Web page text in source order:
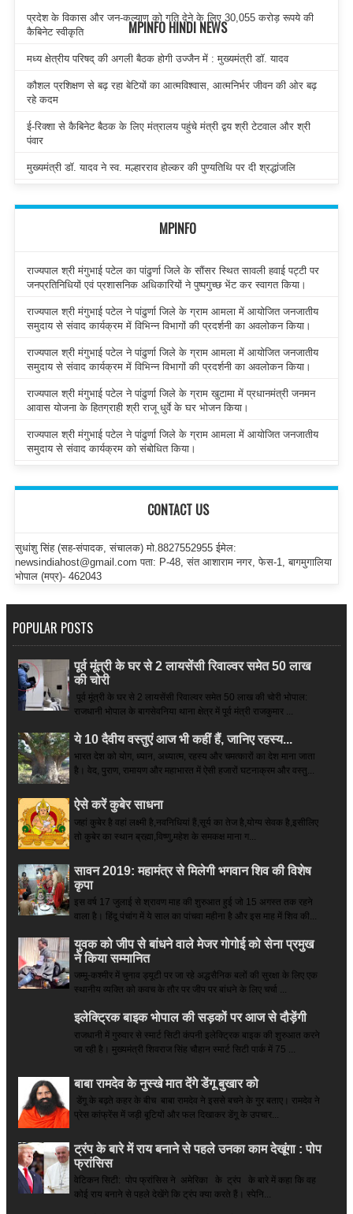
MPINFO HINDI NEWS
प्रदेश के विकास और जन-कल्याण को गति देने के लिए 30,055 करोड़ रूपये की
कैबिनेट स्वीकृति
मध्य क्षेत्रीय परिषद् की अगली बैठक होगी उज्जैन में : मुख्यमंत्री डॉ. यादव
कौशल प्रशिक्षण से बढ़ रहा बेटियों का आत्मविश्वास, आत्मनिर्भर जीवन की ओर बढ़
रहे कदम
ई-रिक्शा से कैबिनेट बैठक के लिए मंत्रालय पहुंचे मंत्री द्वय श्री टेटवाल और श्री
पंवार
मुख्यमंत्री डॉ. यादव ने स्व. मल्हारराव होल्कर की पुण्यतिथि पर दी श्रद्धांजलि
MPINFO
राज्यपाल श्री मंगुभाई पटेल का पांढुर्णा जिले के सौंसर स्थित सावली हवाई पट्टी पर
जनप्रतिनिधियों एवं प्रशासनिक अधिकारियों ने पुष्पगुच्छ भेंट कर स्वागत किया।
राज्यपाल श्री मंगुभाई पटेल ने पांढुर्णा जिले के ग्राम आमला में आयोजित जनजातीय
समुदाय से संवाद कार्यक्रम में विभिन्न विभागों की प्रदर्शनी का अवलोकन किया।
राज्यपाल श्री मंगुभाई पटेल ने पांढुर्णा जिले के ग्राम आमला में आयोजित जनजातीय
समुदाय से संवाद कार्यक्रम में विभिन्न विभागों की प्रदर्शनी का अवलोकन किया।
राज्यपाल श्री मंगुभाई पटेल ने पांढुर्णा जिले के ग्राम खुटामा में प्रधानमंत्री जनमन
आवास योजना के हितग्राही श्री राजू धुर्वे के घर भोजन किया।
राज्यपाल श्री मंगुभाई पटेल ने पांढुर्णा जिले के ग्राम आमला में आयोजित जनजातीय
समुदाय से संवाद कार्यक्रम को संबोधित किया।
CONTACT US
सुधांशु सिंह (सह-संपादक, संचालक) मो.8827552955 ईमेल:
newsindiahost@gmail.com पता: P-48, संत आशाराम नगर, फेस-1, बागमुगालिया
भोपाल (मप्र)- 462043
POPULAR POSTS
पूर्व मूंत्री के घर से 2 लायसेंसी रिवाल्वर समेत 50 लाख
की चोरी
पूर्व मूंत्री के घर से 2 लायसेंसी रिवाल्वर समेत 50 लाख की चोरी भोपाल:
राजधानी भोपाल के बागसेवनिया थाना क्षेत्र में पूर्व मंत्री राजकुमार ...
ये 10 दैवीय वस्तुएं आज भी कहीं हैं, जानिए रहस्य...
भारत देश को योग, ध्यान, अध्यात्म, रहस्य और चमत्कारों का देश माना जाता
है। वेद, पुराण, रामायण और महाभारत में ऐसी हजारों घटनाक्रम और वस्तु...
ऐसे करें कुबेर साधना
जहां कुबेर है­ वहां लक्ष्मी है,नवनिधियां हैं,सूर्य का तेज है,योग्य सेवक है,इसीलिए
तो कुबेर का स्थान ब्रह्मा,विष्णु,महेश के समकक्ष माना ग...
सावन 2019: महामंत्र से मिलेगी भगवान शिव की विशेष
कृपा
इस वर्ष 17 जुलाई से श्रावण माह की शुरुआत हुई जो 15 अगस्त तक रहने
वाला है। हिंदू पंचांग में ये साल का पांचवा महीना है और इस माह में शिव की...
युवक को जीप से बांधने वाले मेजर गोगोई को सेना प्रमुख
ने किया सम्‍मानित
जम्मू-कश्मीर में चुनाव ड्यूटी पर जा रहे अद्धसैनिक बलों की सुरक्षा के लिए एक
स्थानीय व्यक्ति को कवच के तौर पर जीप पर बांधने के लिए चर्चा ...
इलेक्ट्रिक बाइक भोपाल की सड़कों पर आज से दौड़ेंगी
राजधानी में गुरुवार से स्मार्ट सिटी कंपनी इलेक्ट्रिक बाइक की शुरुआत करने
जा रही है। मुख्यमंत्री शिवराज सिंह चौहान स्मार्ट सिटी पार्क में 75 ...
बाबा रामदेव के नुस्खे मात देंगे डेंगू बुखार को
डेंगू के बढ़ते कहर के बीच बाबा रामदेव ने इससे बचने के गुर बताए। रामदेव ने
प्रेस कांफ्रेंस में जड़ी बूटियों और फल दिखाकर डेंगू के उपचार...
ट्रंप के बारे में राय बनाने से पहले उनका काम देखूंगा : पोप
फ्रांसिस
वेटिकन सिटी: पोप फ्रांसिस ने अमेरिका के ट्रंप के बारे में कहा कि वह
कोई राय बनाने से पहले देखेंगे कि ट्रंप क्या करते हैं। स्पेनि...